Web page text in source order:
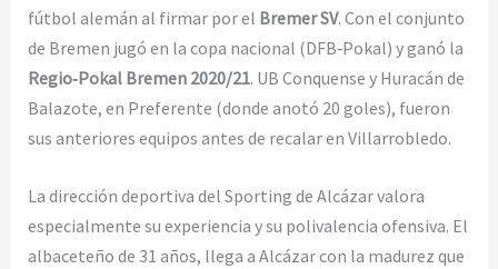
fútbol alemán al firmar por el Bremer SV. Con el conjunto
de Bremen jugó en la copa nacional (DFB‑Pokal) y ganó la
Regio‑Pokal Bremen 2020/21. UB Conquense y Huracán de
Balazote, en Preferente (donde anotó 20 goles), fueron
sus anteriores equipos antes de recalar en Villarrobledo.
La dirección deportiva del Sporting de Alcázar valora
especialmente su experiencia y su polivalencia ofensiva. El
albaceteño de 31 años, llega a Alcázar con la madurez que